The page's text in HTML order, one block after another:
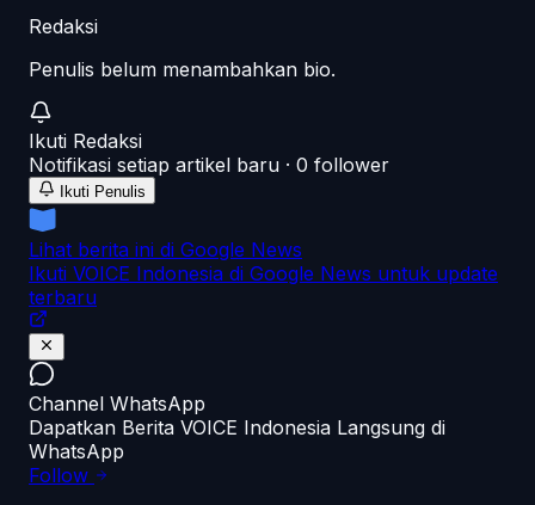
Redaksi
Penulis belum menambahkan bio.
Ikuti Redaksi
Notifikasi setiap artikel baru · 0 follower
Ikuti Penulis
Lihat berita ini di Google News
Ikuti VOICE Indonesia di Google News untuk update
terbaru
Channel WhatsApp
Dapatkan Berita VOICE Indonesia Langsung di
WhatsApp
Follow